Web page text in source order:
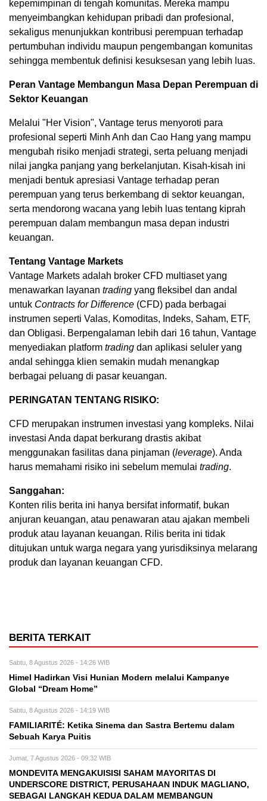
kepemimpinan di tengah komunitas. Mereka mampu
menyeimbangkan kehidupan pribadi dan profesional,
sekaligus menunjukkan kontribusi perempuan terhadap
pertumbuhan individu maupun pengembangan komunitas
sehingga membentuk definisi kesuksesan yang lebih luas.
Peran Vantage Membangun Masa Depan Perempuan di
Sektor Keuangan
Melalui "Her Vision", Vantage terus menyoroti para
profesional seperti Minh Anh dan Cao Hang yang mampu
mengubah risiko menjadi strategi, serta peluang menjadi
nilai jangka panjang yang berkelanjutan. Kisah-kisah ini
menjadi bentuk apresiasi Vantage terhadap peran
perempuan yang terus berkembang di sektor keuangan,
serta mendorong wacana yang lebih luas tentang kiprah
perempuan dalam membangun masa depan industri
keuangan.
Tentang Vantage Markets
Vantage Markets adalah broker CFD multiaset yang
menawarkan layanan trading yang fleksibel dan andal
untuk Contracts for Difference (CFD) pada berbagai
instrumen seperti Valas, Komoditas, Indeks, Saham, ETF,
dan Obligasi. Berpengalaman lebih dari 16 tahun, Vantage
menyediakan platform trading dan aplikasi seluler yang
andal sehingga klien semakin mudah menangkap
berbagai peluang di pasar keuangan.
PERINGATAN TENTANG RISIKO:
CFD merupakan instrumen investasi yang kompleks. Nilai
investasi Anda dapat berkurang drastis akibat
menggunakan fasilitas dana pinjaman (leverage). Anda
harus memahami risiko ini sebelum memulai trading.
Sanggahan:
Konten rilis berita ini hanya bersifat informatif, bukan
anjuran keuangan, atau penawaran atau ajakan membeli
produk atau layanan keuangan. Rilis berita ini tidak
ditujukan untuk warga negara yang yurisdiksinya melarang
produk dan layanan keuangan CFD.
BERITA TERKAIT
Sabtu, 8 Agustus 2026 - 14:26 WIB
Himel Hadirkan Visi Hunian Modern melalui Kampanye
Global “Dream Home”
Sabtu, 8 Agustus 2026 - 14:19 WIB
FAMILIARITÉ: Ketika Sinema dan Sastra Bertemu dalam
Sebuah Karya Puitis
Jumat, 7 Agustus 2026 - 09:32 WIB
MONDEVITA MENGAKUISISI SAHAM MAYORITAS DI
UNDERSCORE DISTRICT, PERUSAHAAN INDUK MAGLIANO,
SEBAGAI LANGKAH KEDUA DALAM MEMBANGUN